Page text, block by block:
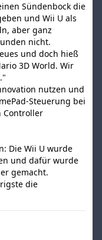
Sündenbock die
und Wii U als
aber ganz
nicht.
und doch hieß
3D World. Wir
nutzen und
Steuerung bei
Controller
Die Wii U wurde
und dafür wurde
gemacht.
die